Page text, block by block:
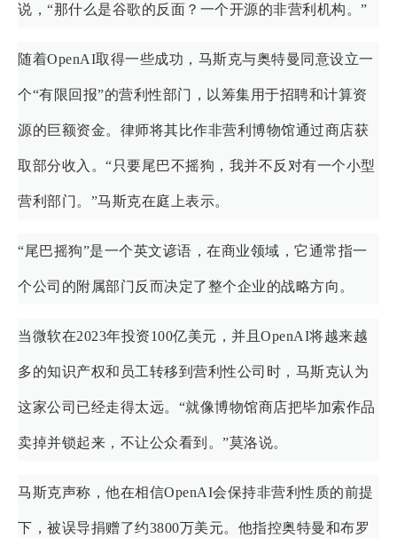
说，“那什么是谷歌的反面？一个开源的非营利机构。”
随着OpenAI取得一些成功，马斯克与奥特曼同意设立一
个“有限回报”的营利性部门，以筹集用于招聘和计算资
源的巨额资金。律师将其比作非营利博物馆通过商店获
取部分收入。“只要尾巴不摇狗，我并不反对有一个小型
营利部门。”马斯克在庭上表示。
“尾巴摇狗”是一个英文谚语，在商业领域，它通常指一
个公司的附属部门反而决定了整个企业的战略方向。
当微软在2023年投资100亿美元，并且OpenAI将越来越
多的知识产权和员工转移到营利性公司时，马斯克认为
这家公司已经走得太远。“就像博物馆商店把毕加索作品
卖掉并锁起来，不让公众看到。”莫洛说。
马斯克声称，他在相信OpenAI会保持非营利性质的前提
下，被误导捐赠了约3800万美元。他指控奥特曼和布罗